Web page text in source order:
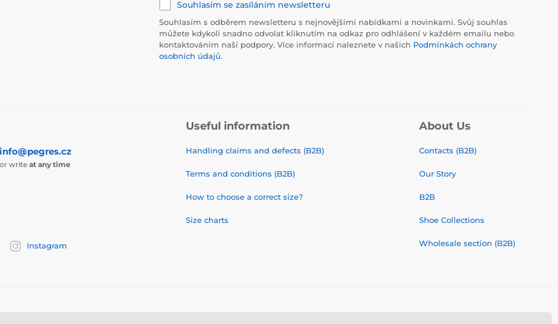
Souhlasím se zasíláním newsletteru
Souhlasím s odběrem newsletteru s nejnovějšími nabídkami a novinkami. Svůj souhlas
můžete kdykoli snadno odvolat kliknutím na odkaz pro odhlášení v každém emailu nebo
kontaktováním naší podpory. Více informací naleznete v našich Podmínkách ochrany
osobních údajů.
info@pegres.cz
or write at any time
Instagram
Useful information
Handling claims and defects (B2B)
Terms and conditions (B2B)
How to choose a correct size?
Size charts
About Us
Contacts (B2B)
Our Story
B2B
Shoe Collections
Wholesale section (B2B)